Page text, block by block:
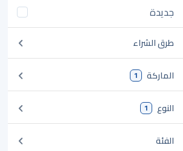
جديدة
طرق الشراء
الماركة 1
النوع 1
الفئة